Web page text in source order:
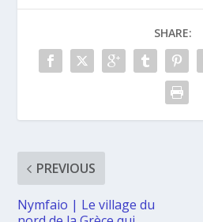
SHARE:
PREVIOUS
Nymfaio | Le village du